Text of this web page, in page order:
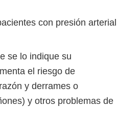
con presión arterial
se lo indique su
el riesgo de
y derrames o
y otros problemas de